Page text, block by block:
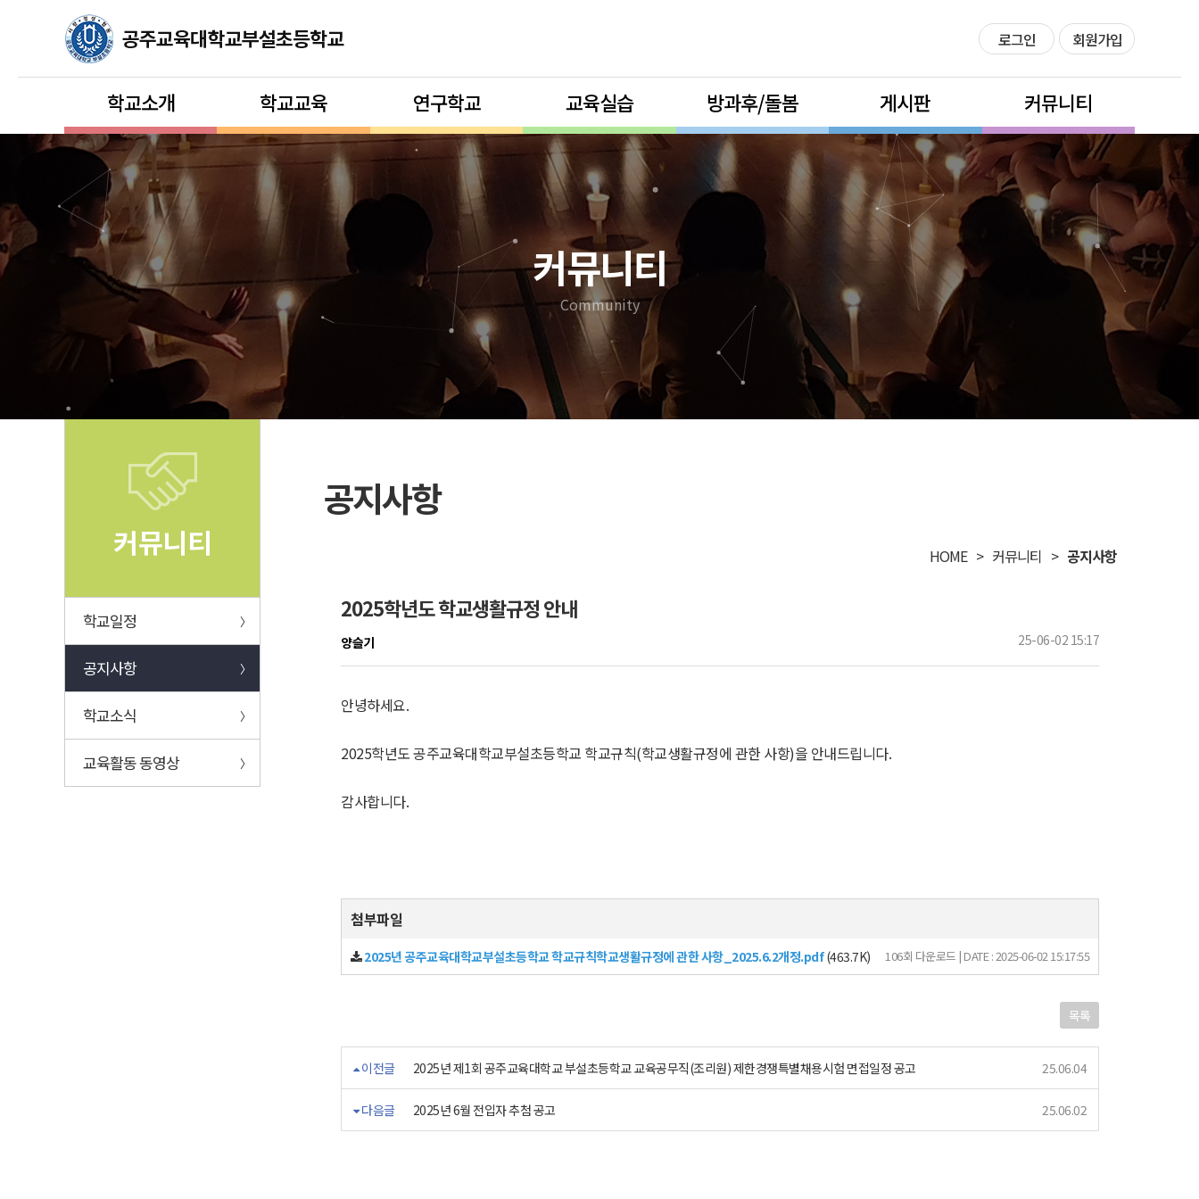
로그인 회원가입
학교소개 학교교육 연구학교 교육실습 방과후/돌봄 게시판 커뮤니티
커뮤니티
Community
커뮤니티
학교일정 〉
공지사항 〉
학교소식 〉
교육활동 동영상 〉
공지사항
HOME 커뮤니티 공지사항
2025학년도 학교생활규정 안내
양슬기 25-06-02 15:17
안녕하세요.
2025학년도 공주교육대학교부설초등학교 학교규칙(학교생활규정에 관한 사항)을 안내드립니다.
감사합니다.
첨부파일
2025년 공주교육대학교부설초등학교 학교규칙학교생활규정에 관한 사항_2025.6.2개정.pdf(463.7K) 106회 다운로드 | DATE : 2025-06-02 15:17:55
목록
이전글 2025년 제1회 공주교육대학교 부설초등학교 교육공무직(조리원) 제한경쟁특별채용시험 면접일정 공고 25.06.04
다음글 2025년 6월 전입자 추첨 공고 25.06.02